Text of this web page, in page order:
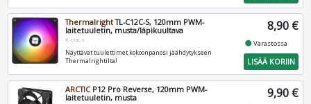
ThermalrightTL-C12C-S, 120mm PWM-
laitetuuletin, musta/läpikuultava
TL-C12C-S
Näyttävät tuulettimet kokoonpanosi jäähdytykseen
Thermalrightilta!
8,90 €
fiber_manual_recordVarastossa
LISÄÄ KORIIN
ARCTICP12 Pro Reverse, 120mm PWM-
laitetuuletin, musta
9,90 €